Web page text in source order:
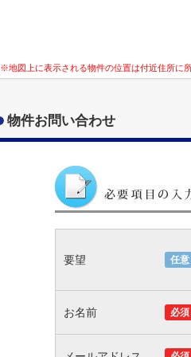
※地図上に表示される物件の位置は付近住所に
物件お問い合わせ
要望 任意
お名前 必須